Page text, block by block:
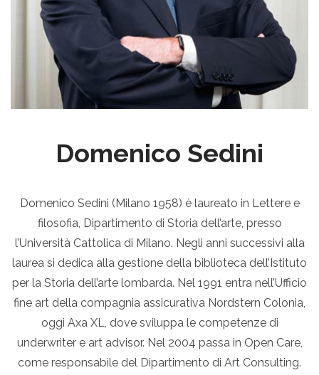
Domenico Sedini
Domenico Sedini (Milano 1958) è laureato in Lettere e
filosofia, Dipartimento di Storia dell’arte, presso
l’Università Cattolica di Milano. Negli anni successivi alla
laurea si dedica alla gestione della biblioteca dell’Istituto
per la Storia dell’arte lombarda. Nel 1991 entra nell’Ufficio
fine art della compagnia assicurativa Nordstern Colonia,
oggi Axa XL, dove sviluppa le competenze di
underwriter e art advisor. Nel 2004 passa in Open Care,
come responsabile del Dipartimento di Art Consulting.